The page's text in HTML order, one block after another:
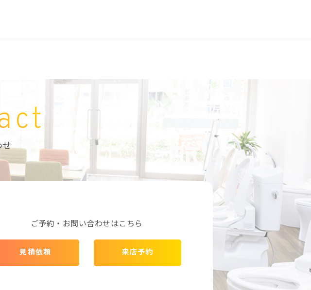
せ
ご予約・お問い合わせはこちら
見積依頼 来店予約